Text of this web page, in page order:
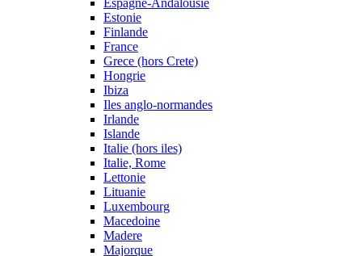
Espagne-Andalousie
Estonie
Finlande
France
Grece (hors Crete)
Hongrie
Ibiza
Iles anglo-normandes
Irlande
Islande
Italie (hors iles)
Italie, Rome
Lettonie
Lituanie
Luxembourg
Macedoine
Madere
Majorque